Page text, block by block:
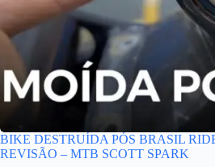
BIKE DESTRUÍDA PÓS BRASIL
REVISÃO – MTB SCOTT SPARK